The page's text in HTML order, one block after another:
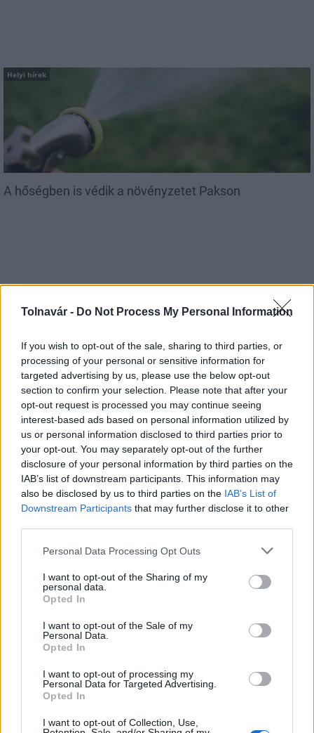
Tolnavár - Do Not Process My Personal Information
If you wish to opt-out of the sale, sharing to third parties, or
processing of your personal or sensitive information for
targeted advertising by us, please use the below opt-out
section to confirm your selection. Please note that after your
opt-out request is processed you may continue seeing
interest-based ads based on personal information utilized by
us or personal information disclosed to third parties prior to
your opt-out. You may separately opt-out of the further
disclosure of your personal information by third parties on the
IAB’s list of downstream participants. This information may
also be disclosed by us to third parties on the IAB’s List of
Downstream Participants that may further disclose it to other
Please note that this website/app uses one or more Google
not limited to your visit or usage behaviour. You may click to
grant or deny consent to Google and its third-party tags to
use your data for below specified purposes in below Google
consent section.
Personal Data Processing Opt Outs
I want to opt-out of the Sharing of my
personal data.
Opted In
I want to opt-out of the Sale of my
Personal Data.
Opted In
I want to opt-out of processing my
Personal Data for Targeted Advertising.
Opted In
I want to opt-out of Collection, Use,
Helyi hírek
A hőségben is védik a növényzetet Pakson
MAGYAR ÉPÍTŐK
Aktuális
Történelmi táj, amelynek minden köve mesél –
megújul a tatai Angolkert
A projekt részeként megújulnak a területen található
Várkanyarban álló Nepomuki Szent János híd és szobor is.
Bicske Kelet csomópont építése